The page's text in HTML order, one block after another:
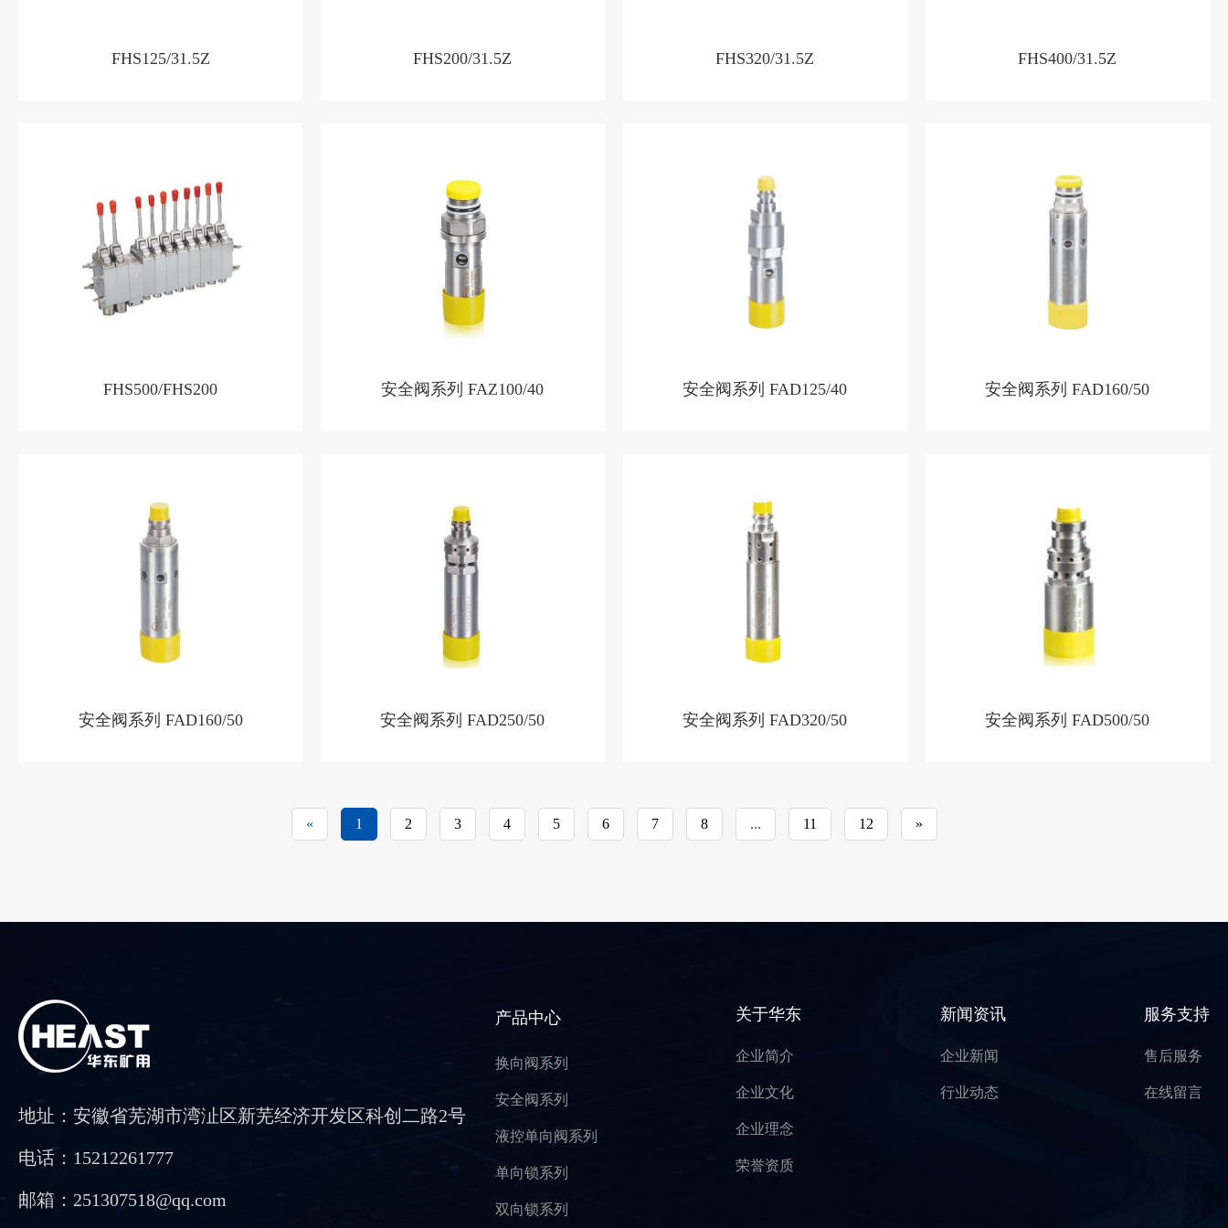
FHS125/31.5Z FHS200/31.5Z FHS320/31.5Z FHS400/31.5Z
FHS500/FHS200 安全阀系列 FAZ100/40 安全阀系列 FAD125/40 安全阀系列 FAD160/50
安全阀系列 FAD160/50 安全阀系列 FAD250/50 安全阀系列 FAD320/50 安全阀系列 FAD500/50
« 1 2 3 4 5 6 7 8 ... 11 12 »
地址：安徽省芜湖市湾沚区新芜经济开发区科创二路2号
电话：15212261777
邮箱：251307518@qq.com
产品中心
换向阀系列
安全阀系列
液控单向阀系列
单向锁系列
双向锁系列
关于华东
企业简介
企业文化
企业理念
荣誉资质
新闻资讯
企业新闻
行业动态
服务支持
售后服务
在线留言